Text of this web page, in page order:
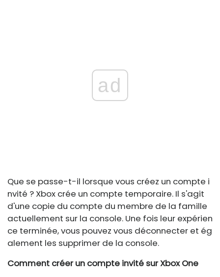
ad
Que se passe-t-il lorsque vous créez un compte i
nvité ? Xbox crée un compte temporaire. Il s'agit
d'une copie du compte du membre de la famille
actuellement sur la console. Une fois leur expérien
ce terminée, vous pouvez vous déconnecter et ég
alement les supprimer de la console.
Comment créer un compte invité sur Xbox One